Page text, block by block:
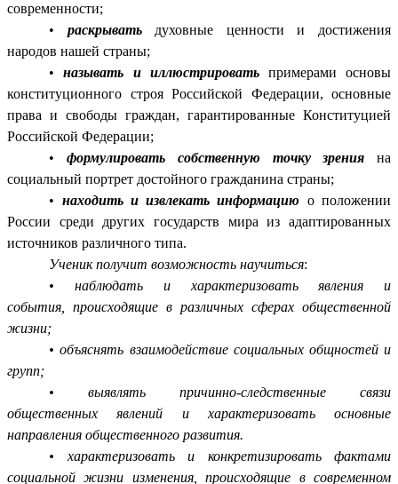
современности;
• раскрыватьдуховные ценности и достижения
народов нашей страны;
•называть и иллюстрироватьпримерами основы
конституционного строя Российской Федерации, основные
права и свободы граждан, гарантированные Конституцией
Российской Федерации;
•формулировать собственную точку зрения на
социальный портрет достойного гражданина страны;
• находить и извлекать информацию о положении
России среди других государств мира из адаптированных
источников различного типа.
Ученик получит возможность научиться:
• наблюдать и характеризовать явления и
события, происходящие в различных сферах общественной
жизни;
• объяснять взаимодействие социальных общностей и
групп;
• выявлять причинно-следственные связи
общественных
явлений и характеризовать основные
направления общественного развития.
• характеризовать и конкретизировать фактами
социальной жизни изменения, происходящие в современном